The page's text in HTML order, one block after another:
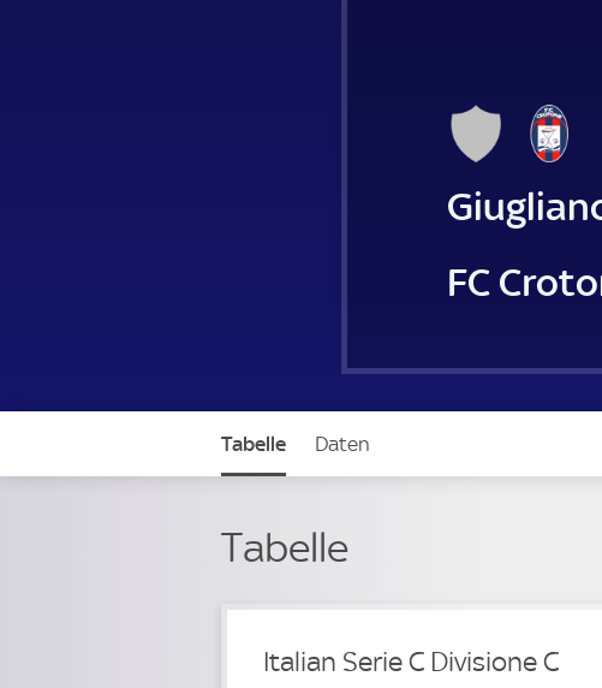
FC
Tabelle Daten
Tabelle
Italian Serie C Divisione C